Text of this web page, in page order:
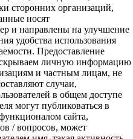
сторонних организаций,
носят
и направлены на улучшение
удобства использования
Предоставление
личную информацию
и частным лицам, не
случаи,
в общем доступе
могут публиковаться в
сайта,
/ вопросов, может